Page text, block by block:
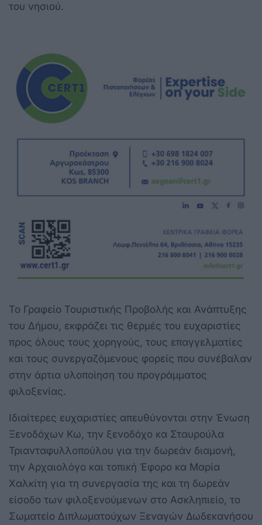
του νησιού.
Το Γραφείο Τουριστικής Προβολής και Ανάπτυξης
του Δήμου, εκφράζει τις θερμές του ευχαριστίες
προς όλους τους χορηγούς, τους επαγγελματίες
και τους συνεργαζόμενους φορείς που συνέβαλαν
στην άρτια υλοποίηση του προγράμματος
φιλοξενίας.
Ιδιαίτερες ευχαριστίες απευθύνονται στην Ένωση
Ξενοδόχων Κω, την ξενοδόχο κα Σταυρούλα
Τριανταφυλλοπούλου για την δωρεάν διαμονή,
την Αρχαιολόγο και τοπική Έφορο κα Μαρία
Χαλκίτη για τη συνεργασία της και τη δωρεάν
είσοδο των φιλοξενούμενων στο Ασκληπιείο, το
Σωματείο Διπλωματούχων Ξεναγών Δωδεκανήσου